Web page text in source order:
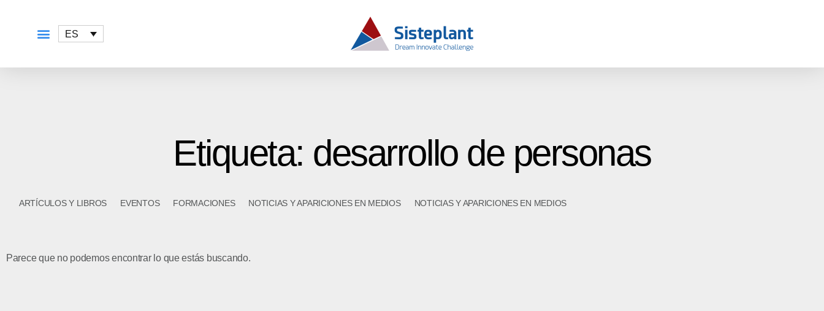
ES
Etiqueta: desarrollo de personas
ARTÍCULOS Y LIBROS EVENTOS FORMACIONES NOTICIAS Y APARICIONES EN MEDIOS NOTICIAS Y APARICIONES EN MEDIOS
Parece que no podemos encontrar lo que estás buscando.